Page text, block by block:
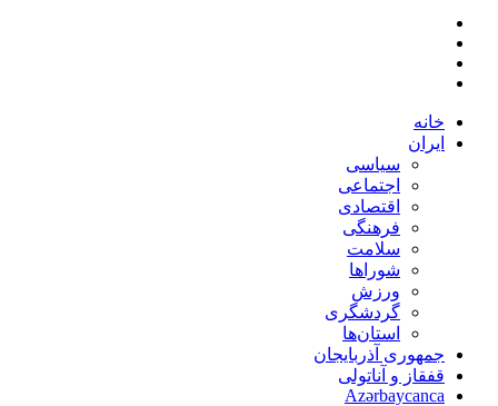
خانه
ایران
سیاسی
اجتماعی
اقتصادی
فرهنگی
سلامت
شوراها
ورزش
گردشگری
استان‌ها
جمهوری آذربایجان
قفقاز و آناتولی
Azərbaycanca